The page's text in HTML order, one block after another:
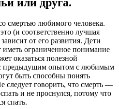
смертью любимого человека.
(и соответственно лучшая
от его развития. Дети
иметь ограниченное понимание
оказаться полезной
предыдущим опытом с любимым
быть способны понять
следует говорить, что смерть —
и не проснулся, потому что
спать.